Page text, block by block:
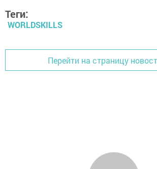
Теги:
WORLDSKILLS
Перейти на страницу